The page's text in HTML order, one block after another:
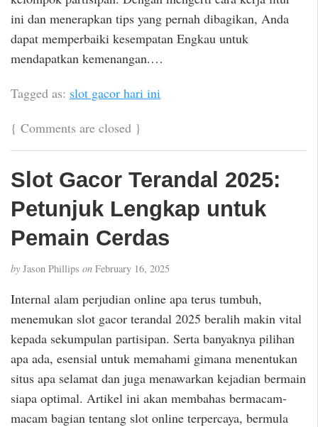
ini dan menerapkan tips yang pernah dibagikan, Anda
dapat memperbaiki kesempatan Engkau untuk
mendapatkan kemenangan.…
Tagged as: slot gacor hari ini
{ Comments are closed }
Slot Gacor Terandal 2025:
Petunjuk Lengkap untuk
Pemain Cerdas
by Jason Phillips on February 16, 2025
Internal alam perjudian online apa terus tumbuh,
menemukan slot gacor terandal 2025 beralih makin vital
kepada sekumpulan partisipan. Serta banyaknya pilihan
apa ada, esensial untuk memahami gimana menentukan
situs apa selamat dan juga menawarkan kejadian bermain
siapa optimal. Artikel ini akan membahas bermacam-
macam bagian tentang slot online terpercaya, bermula